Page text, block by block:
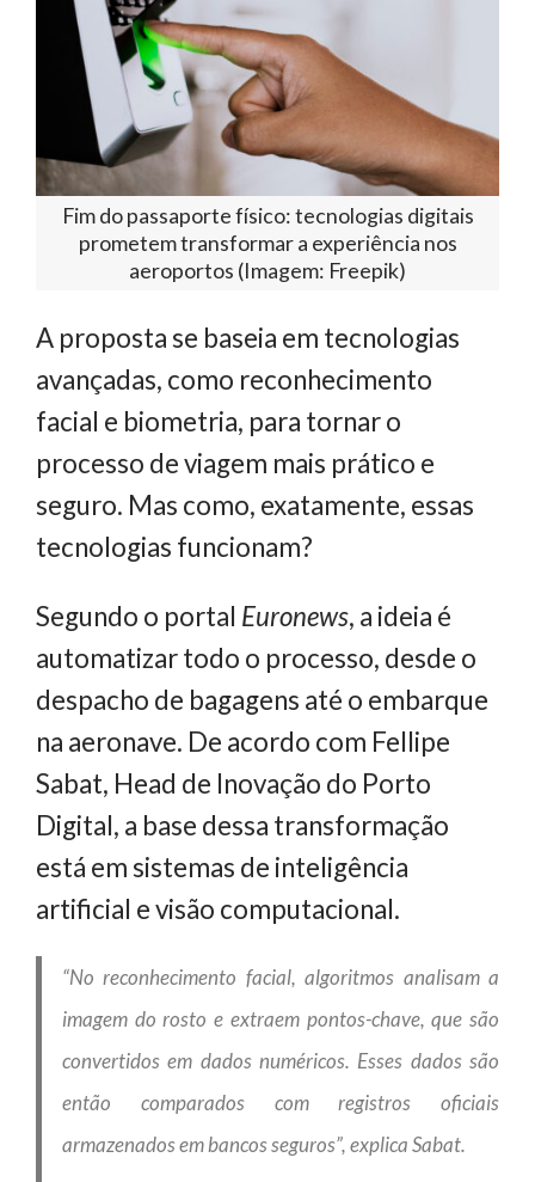
Fim do passaporte físico: tecnologias digitais
prometem transformar a experiência nos
aeroportos (Imagem: Freepik)
A proposta se baseia em tecnologias
avançadas, como reconhecimento
facial e biometria, para tornar o
processo de viagem mais prático e
seguro. Mas como, exatamente, essas
tecnologias funcionam?
Segundo o portal Euronews, a ideia é
automatizar todo o processo, desde o
despacho de bagagens até o embarque
na aeronave. De acordo com Fellipe
Sabat, Head de Inovação do Porto
Digital, a base dessa transformação
está em sistemas de inteligência
artificial e visão computacional.
“No reconhecimento facial, algoritmos analisam a
imagem do rosto e extraem pontos-chave, que são
convertidos em dados numéricos. Esses dados são
então comparados com registros oficiais
armazenados em bancos seguros”, explica Sabat.